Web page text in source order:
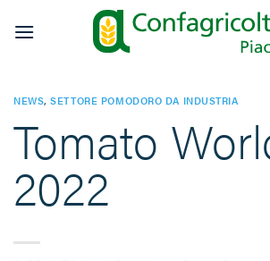
NEWS,SETTORE POMODORO DA INDUSTRIA
Tomato
2022